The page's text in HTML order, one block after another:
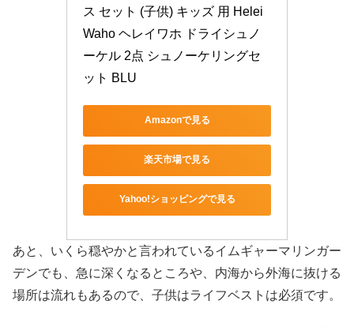
ス セット (子供) キッズ 用 Helei
Waho ヘレイワホ ドライシュノ
ーケル 2点 シュノーケリングセ
ット BLU
Amazonで見る
楽天市場で見る
Yahoo!ショッピングで見る
あと、いくら穏やかと言われているイムギャーマリンガー
デンでも、急に深くなるところや、内海から外海に抜ける
場所は流れもあるので、子供はライフベストは必須です。